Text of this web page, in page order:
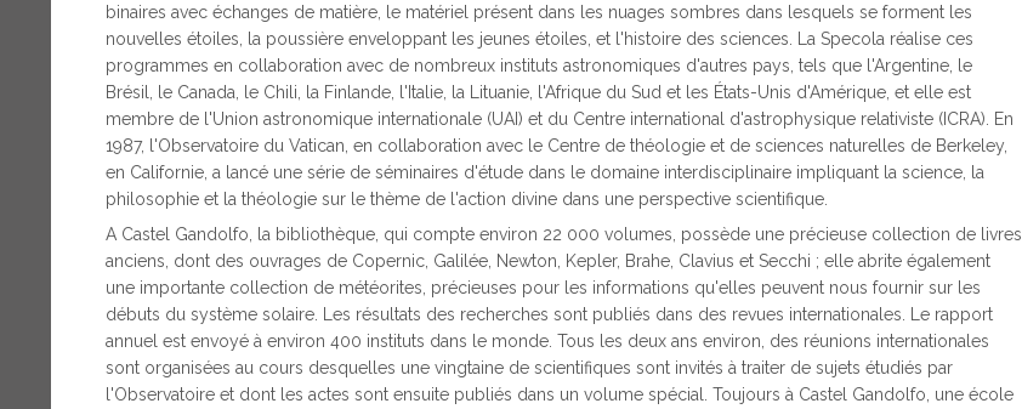
binaires avec échanges de matière, le matériel présent dans les nuages sombres dans lesquels se forment les
nouvelles étoiles, la poussière enveloppant les jeunes étoiles, et l'histoire des sciences. La Specola réalise ces
programmes en collaboration avec de nombreux instituts astronomiques d'autres pays, tels que l'Argentine, le
Brésil, le Canada, le Chili, la Finlande, l'Italie, la Lituanie, l'Afrique du Sud et les États-Unis d'Amérique, et elle est
membre de l'Union astronomique internationale (UAI) et du Centre international d'astrophysique relativiste (ICRA). En
1987, l'Observatoire du Vatican, en collaboration avec le Centre de théologie et de sciences naturelles de Berkeley,
en Californie, a lancé une série de séminaires d'étude dans le domaine interdisciplinaire impliquant la science, la
philosophie et la théologie sur le thème de l'action divine dans une perspective scientifique.
A Castel Gandolfo, la bibliothèque, qui compte environ 22 000 volumes, possède une précieuse collection de livres
anciens, dont des ouvrages de Copernic, Galilée, Newton, Kepler, Brahe, Clavius et Secchi ; elle abrite également
une importante collection de météorites, précieuses pour les informations qu'elles peuvent nous fournir sur les
débuts du système solaire. Les résultats des recherches sont publiés dans des revues internationales. Le rapport
annuel est envoyé à environ 400 instituts dans le monde. Tous les deux ans environ, des réunions internationales
sont organisées au cours desquelles une vingtaine de scientifiques sont invités à traiter de sujets étudiés par
l'Observatoire et dont les actes sont ensuite publiés dans un volume spécial. Toujours à Castel Gandolfo, une école